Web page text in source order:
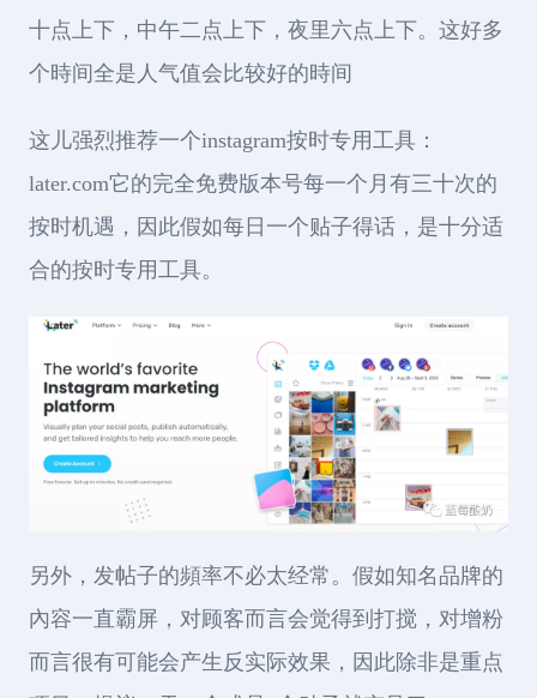
十点上下，中午二点上下，夜里六点上下。这好多
个時间全是人气值会比较好的時间
这儿强烈推荐一个instagram按时专用工具：
later.com它的完全免费版本号每一个月有三十次的
按时机遇，因此假如每日一个贴子得话，是十分适
合的按时专用工具。
另外，发帖子的頻率不必太经常。假如知名品牌的
內容一直霸屏，对顾客而言会觉得到打搅，对增粉
而言很有可能会产生反实际效果，因此除非是重点